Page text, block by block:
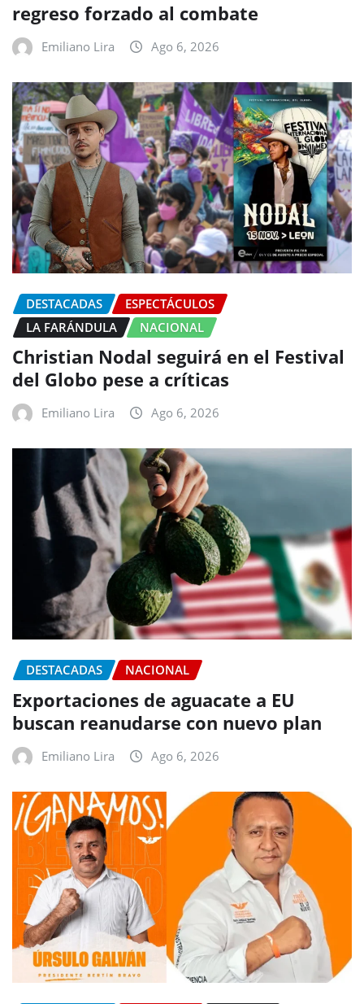
regreso forzado al combate
Emiliano Lira Ago 6, 2026
DESTACADAS
ESPECTÁCULOS
LA FARÁNDULA
NACIONAL
Christian Nodal seguirá en el Festival
del Globo pese a críticas
Emiliano Lira Ago 6, 2026
DESTACADAS NACIONAL
Exportaciones de aguacate a EU
buscan reanudarse con nuevo plan
Emiliano Lira Ago 6, 2026